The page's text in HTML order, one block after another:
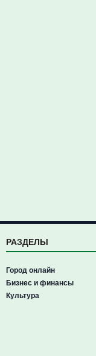
РАЗДЕЛЫ
Город онлайн
Бизнес и финансы
Культура